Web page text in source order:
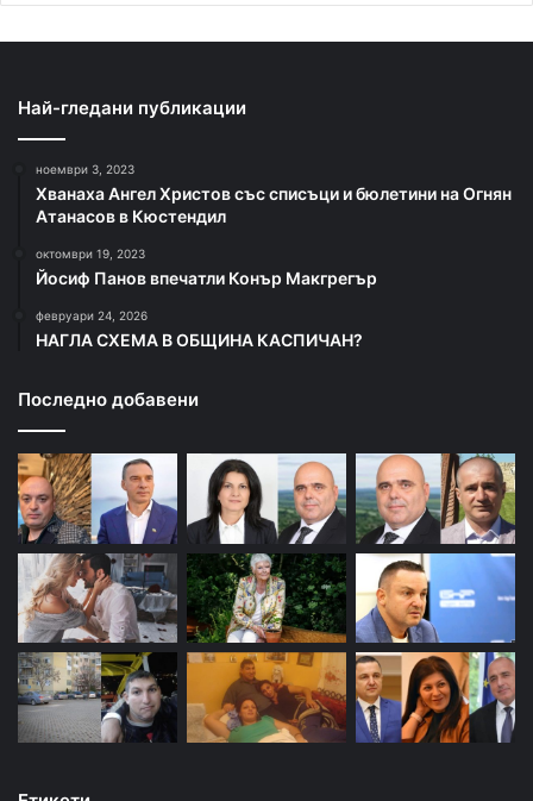
Най-гледани публикации
ноември 3, 2023
Хванаха Ангел Христов със списъци и бюлетини на Огнян
Атанасов в Кюстендил
октомври 19, 2023
Йосиф Панов впечатли Конър Макгрегър
февруари 24, 2026
НАГЛА СХЕМА В ОБЩИНА КАСПИЧАН?
Последно добавени